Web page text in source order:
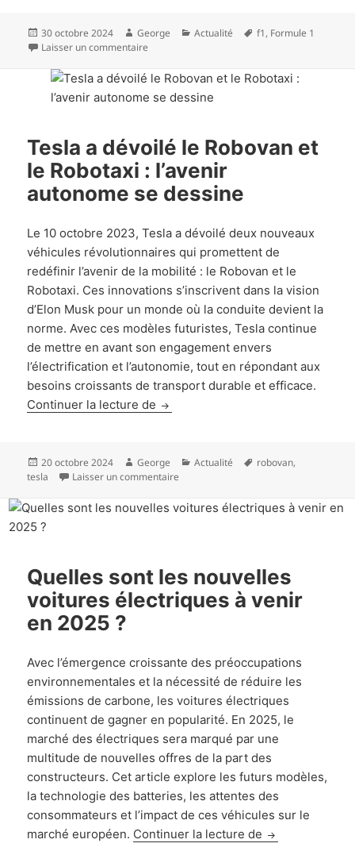
Publié
le
30 octobre 2024 Auteur
George Catégories
Actualité
Mots-
f1, Formule 1
Laisser un commentaire
Tesla a dévoilé le Robovan et
le Robotaxi : l’avenir
autonome se dessine
Le 10 octobre 2023, Tesla a dévoilé deux nouveaux
véhicules révolutionnaires qui promettent de
redéfinir l’avenir de la mobilité : le Robovan et le
Robotaxi. Ces innovations s’inscrivent dans la vision
d’Elon Musk pour un monde où la conduite devient la
norme. Avec ces modèles futuristes, Tesla continue
de mettre en avant son engagement envers
l’électrification et l’autonomie, tout en répondant aux
besoins croissants de transport durable et efficace.
Continuer la lecture de Tesla a dévoilé le Robovan et le
Publié
le
20 octobre 2024 Auteur
George Catégories
Actualité
Mots-
robovan,
tesla
Laisser un commentaire
Quelles sont les nouvelles
voitures électriques à venir
en 2025 ?
Avec l’émergence croissante des préoccupations
environnementales et la nécessité de réduire les
émissions de carbone, les voitures électriques
continuent de gagner en popularité. En 2025, le
marché des électriques sera marqué par une
multitude de nouvelles offres de la part des
constructeurs. Cet article explore les futurs modèles,
la technologie des batteries, les attentes des
consommateurs et l’impact de ces véhicules sur le
marché européen. Continuer la lecture de Quelles sont